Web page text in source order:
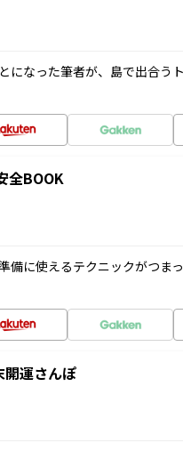
になった筆者が、島で出合う
全BOOK
備に使えるテクニックがつま
運さんぽ